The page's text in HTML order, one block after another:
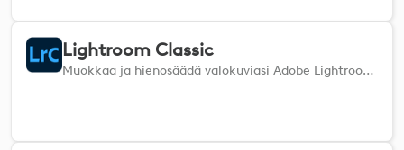
Lightroom Classic
Muokkaa ja hienosäädä valokuviasi Adobe Lightroom Classicilla.